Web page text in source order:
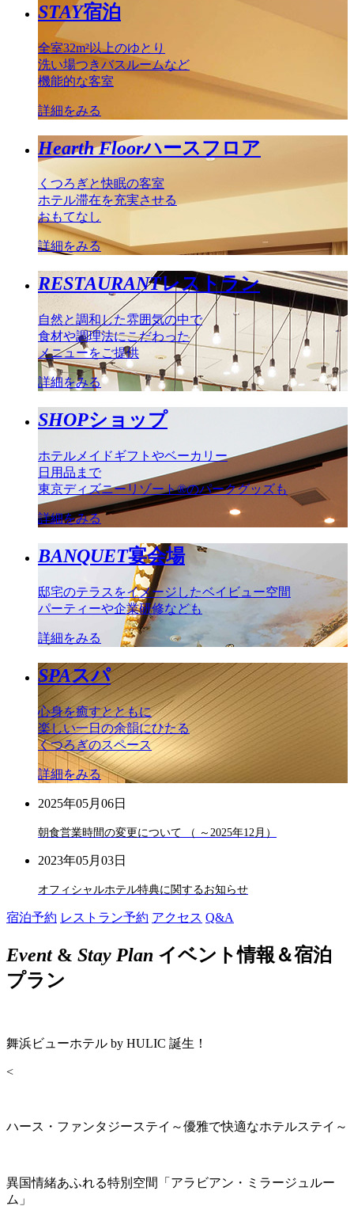
STAY宿泊
全室32m²以上のゆとり
洗い場つきバスルームなど
機能的な客室
詳細をみる
Hearth Floorハースフロア
くつろぎと快眠の客室
ホテル滞在を充実させる
おもてなし
詳細をみる
RESTAURANTレストラン
自然と調和した雰囲気の中で
食材や調理法にこだわった
メニューをご提供
詳細をみる
SHOPショップ
ホテルメイドギフトやベーカリー
日用品まで
東京ディズニーリゾート®のパークグッズも
詳細をみる
BANQUET宴会場
邸宅のテラスをイメージしたベイビュー空間
パーティーや企業研修なども
詳細をみる
SPAスパ
心身を癒すとともに
楽しい一日の余韻にひたる
くつろぎのスペース
詳細をみる
2025年05月06日
朝食営業時間の変更について （ ～2025年12月）
2023年05月03日
オフィシャルホテル特典に関するお知らせ
宿泊予約 レストラン予約 アクセス Q&A
Event& Stay Plan イベント情報＆宿泊
プラン
舞浜ビューホテル by HULIC 誕生！
<
ハース・ファンタジーステイ～優雅で快適なホテルステイ～
異国情緒あふれる特別空間「アラビアン・ミラージュルー
ム」